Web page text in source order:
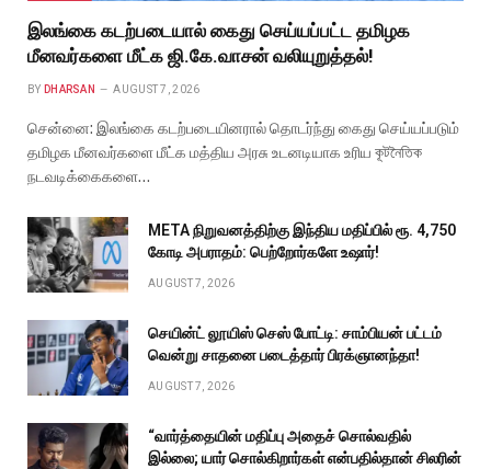
இலங்கை கடற்படையால் கைது செய்யப்பட்ட தமிழக
மீனவர்களை மீட்க ஜி.கே.வாசன் வலியுறுத்தல்!
BY DHARSAN AUGUST 7, 2026
சென்னை: இலங்கை கடற்படையினரால் தொடர்ந்து கைது செய்யப்படும்
தமிழக மீனவர்களை மீட்க மத்திய அரசு உடனடியாக உரிய কূটনৈতিক
நடவடிக்கைகளை…
META நிறுவனத்திற்கு இந்திய மதிப்பில் ரூ. 4,750
கோடி அபராதம்: பெற்றோர்களே உஷார்!
AUGUST 7, 2026
செயின்ட் லூயிஸ் செஸ் போட்டி: சாம்பியன் பட்டம்
வென்று சாதனை படைத்தார் பிரக்ஞானந்தா!
AUGUST 7, 2026
“வார்த்தையின் மதிப்பு அதைச் சொல்வதில்
இல்லை; யார் சொல்கிறார்கள் என்பதில்தான் சிலரின்